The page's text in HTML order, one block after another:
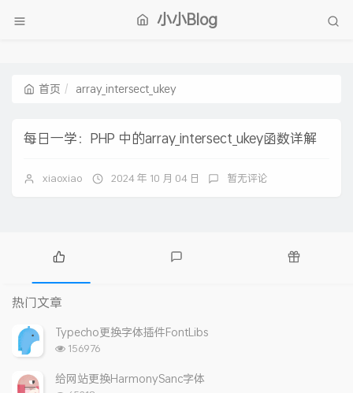
小小Blog
首页 array_intersect_ukey
每日一学：PHP 中的array_intersect_ukey函数详解
xiaoxiao 2024 年 10 月 04 日 暂无评论
热
门
文
章
论
热门文章
Typecho更换字体插件FontLibs
浏
次
数:
156976
给网站更换HarmonySanc字体